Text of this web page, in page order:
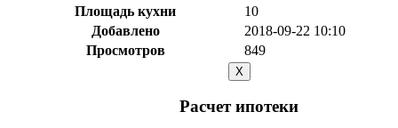
Площадь кухни
10
Добавлено
2018-09-22 10:10
Просмотров
849
X
Расчет ипотеки